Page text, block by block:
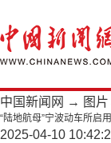
中国新闻网 → 图片
“陆地航母”宁波动车所启
2025-04-10